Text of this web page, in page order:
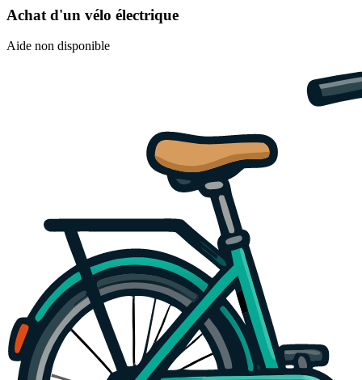
Achat d'un vélo électrique
Aide non disponible